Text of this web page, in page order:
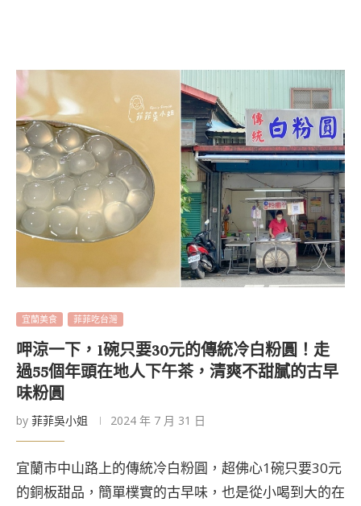
宜蘭美食 菲菲吃台灣
呷涼一下，1碗只要30元的傳統冷白粉圓！走
過55個年頭在地人下午茶，清爽不甜膩的古早
味粉圓
by 菲菲吳小姐 2024 年 7 月 31 日
宜蘭市中山路上的傳統冷白粉圓，超佛心1碗只要30元
的銅板甜品，簡單樸實的古早味，也是從小喝到大的在